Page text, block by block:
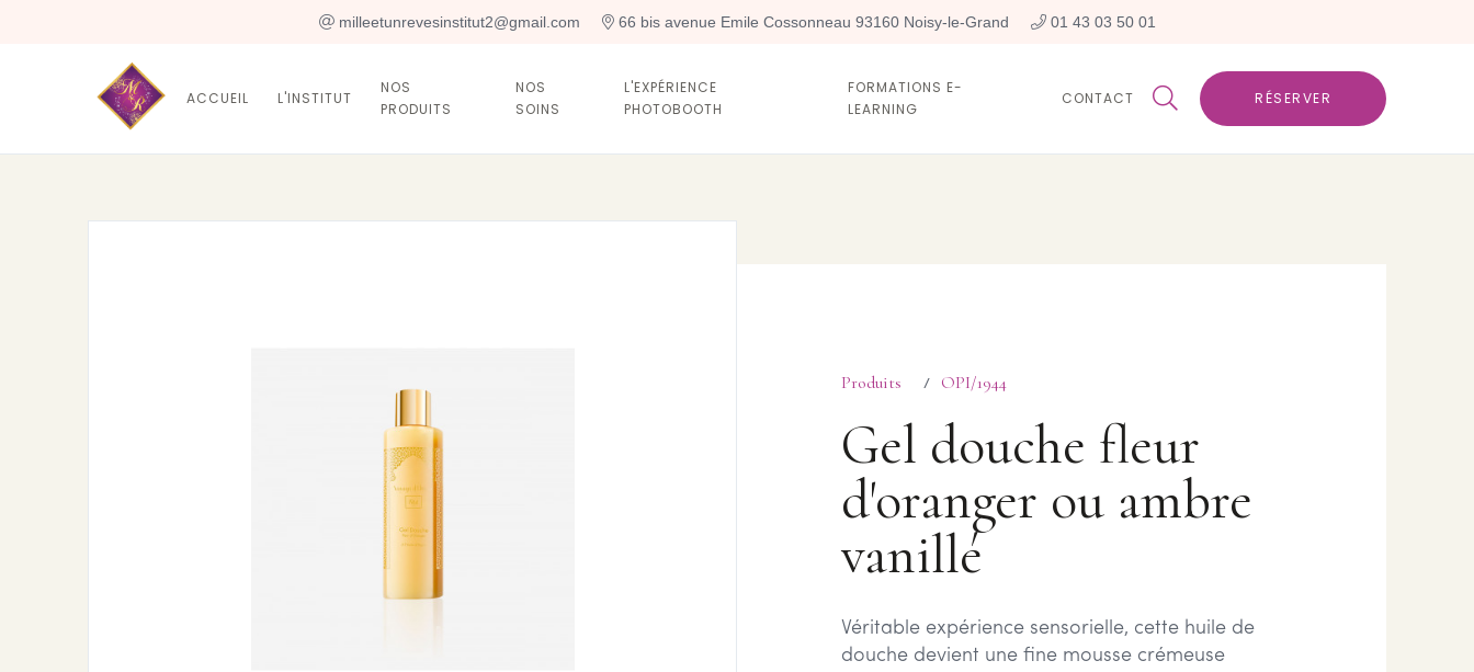
 milleetunrevesinstitut2@gmail.com  66 bis avenue Emile Cossonneau 93160 Noisy-le-Grand  01 43 03 50 01
ACCUEIL L'INSTITUT
NOS
PRODUITS
NOS
SOINS
L'EXPÉRIENCE
PHOTOBOOTH
FORMATIONS E-
LEARNING
CONTACT  RÉSERVER
Produits / OPI/1944
Gel douche fleur
d'oranger ou ambre
vanillé
Véritable expérience sensorielle, cette huile de
douche devient une fine mousse crémeuse